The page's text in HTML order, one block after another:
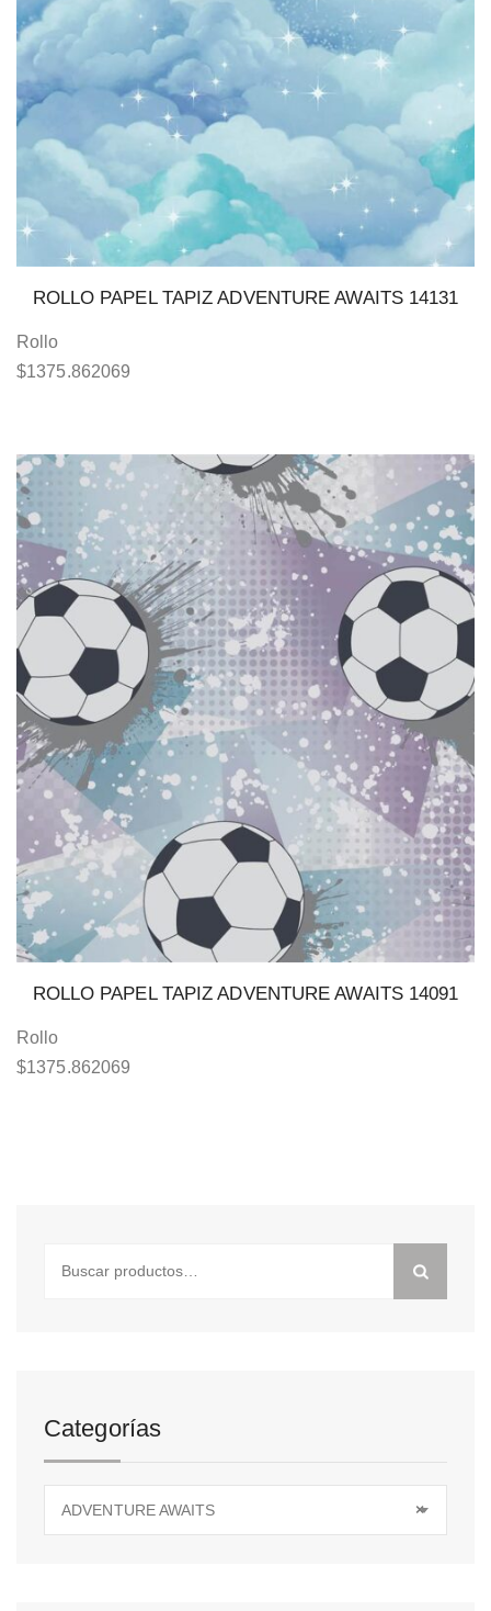
ROLLO PAPEL TAPIZ ADVENTURE AWAITS 14131
Rollo
$1375.862069
ROLLO PAPEL TAPIZ ADVENTURE AWAITS 14091
Rollo
$1375.862069
Categorías
×
ADVENTURE AWAITS